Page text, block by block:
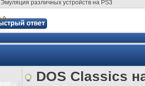
Эмуляция различных устройств на PS3
DOS Classics